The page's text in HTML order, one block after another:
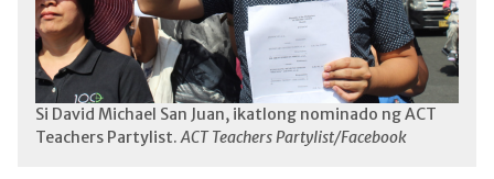
Si David Michael San Juan, ikatlong nominado ng ACT
Teachers Partylist.ACT Teachers Partylist/Facebook